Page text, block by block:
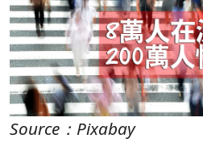
Source：Pixabay